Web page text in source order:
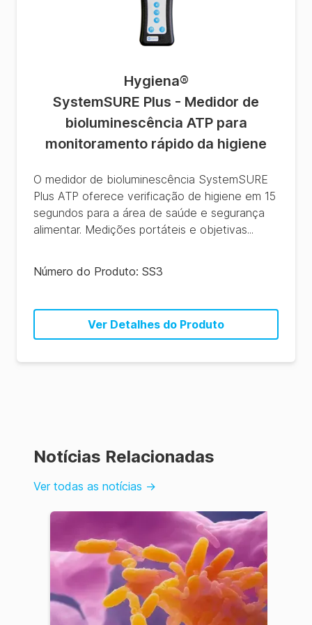
Hygiena®
SystemSURE Plus - Medidor de
bioluminescência ATP para
monitoramento rápido da higiene
O medidor de bioluminescência SystemSURE
Plus ATP oferece verificação de higiene em 15
segundos para a área de saúde e segurança
alimentar. Medições portáteis e objetivas...
Número do Produto: SS3
Ver Detalhes do Produto
Notícias Relacionadas
Ver todas as notícias →